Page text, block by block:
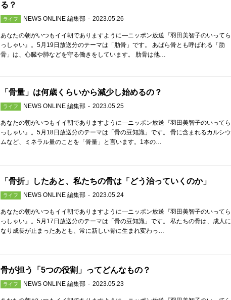
る？
ライフ NEWS ONLINE 編集部 2023.05.26
あなたの朝がいつもイイ朝でありますように—ニッポン放送『羽田美智子のいってら
っしゃい』。5月19日放送分のテーマは「肋骨」です。 あばら骨とも呼ばれる「肋
骨」は、心臓や肺などを守る働きをしています。 肋骨は他…
「骨量」は何歳くらいから減少し始めるの？
ライフ NEWS ONLINE 編集部 2023.05.25
あなたの朝がいつもイイ朝でありますように—ニッポン放送『羽田美智子のいってら
っしゃい』。5月18日放送分のテーマは「骨の豆知識」です。 骨に含まれるカルシウ
ムなど、ミネラル量のことを「骨量」と言います。1本の…
「骨折」したあと、私たちの骨は「どう治っていくのか」
ライフ NEWS ONLINE 編集部 2023.05.24
あなたの朝がいつもイイ朝でありますように—ニッポン放送『羽田美智子のいってら
っしゃい』。5月17日放送分のテーマは「骨の豆知識」です。 私たちの骨は、成人に
なり成長が止まったあとも、常に新しい骨に生まれ変わっ…
骨が担う「5つの役割」ってどんなもの？
ライフ NEWS ONLINE 編集部 2023.05.23